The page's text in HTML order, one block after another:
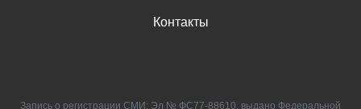
Контакты
Запись о регистрации СМИ: Эл № ФС77-88610, выдано Федеральной